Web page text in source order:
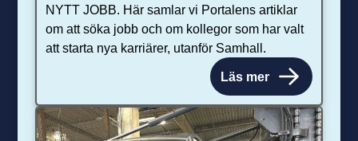
NYTT JOBB. Här samlar vi Portalens artiklar
om att söka jobb och om kollegor som har valt
att starta nya karriärer, utanför Samhall.
Läs mer